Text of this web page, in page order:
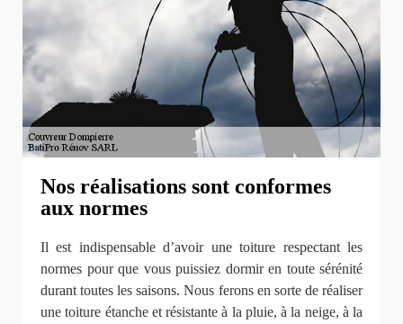
Nos réalisations sont conformes
aux normes
Il est indispensable d’avoir une toiture respectant les
normes pour que vous puissiez dormir en toute sérénité
durant toutes les saisons. Nous ferons en sorte de réaliser
une toiture étanche et résistante à la pluie, à la neige, à la